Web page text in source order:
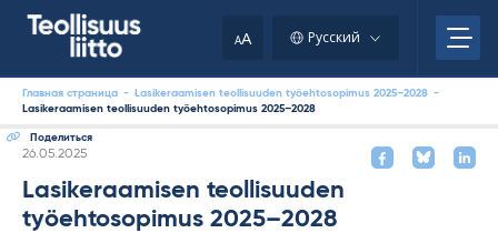
AA Русский
Главная страница - Lasikeraamisen teollisuuden työehtosopimus 2025–2028 -
Lasikeraamisen teollisuuden työehtosopimus 2025–2028
Поделиться
Kirjoitettu
26.05.2025
Lasikeraamisen teollisuuden
työehtosopimus 2025–2028